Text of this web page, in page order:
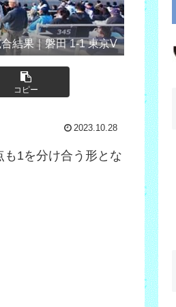
結果｜磐田 1-1 東京V
コピー
2023.10.28
1を分け合う形とな